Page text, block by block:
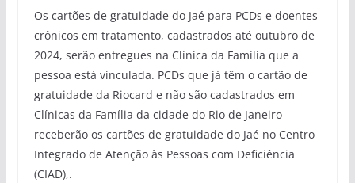
Os cartões de gratuidade do Jaé para PCDs e doentes
crônicos em tratamento, cadastrados até outubro de
2024, serão entregues na Clínica da Família que a
pessoa está vinculada. PCDs que já têm o cartão de
gratuidade da Riocard e não são cadastrados em
Clínicas da Família da cidade do Rio de Janeiro
receberão os cartões de gratuidade do Jaé no Centro
Integrado de Atenção às Pessoas com Deficiência
(CIAD),.